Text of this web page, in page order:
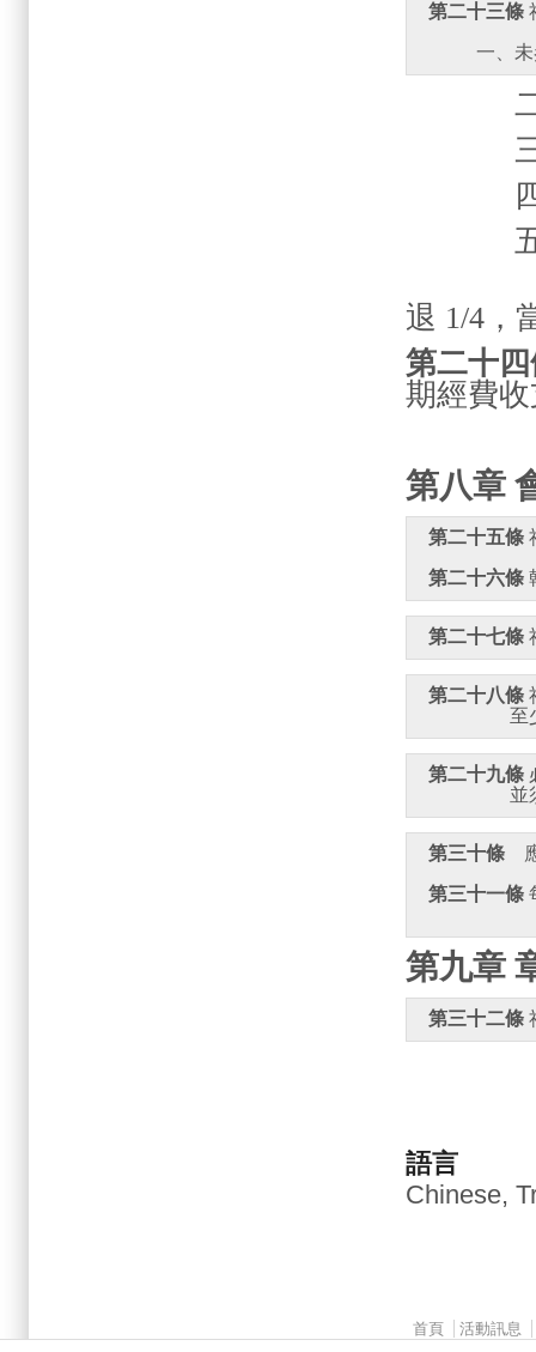
第二十三條
二、
三、
四、
五、
退 1/4 ，
第二十
期經費
第八章
第二十五條
第二十六條
第二十七條
第二十八條
第二十九條
第三十條
第三十一條
第九章
第三十二條
語言
Chinese,
首頁 活動訊息